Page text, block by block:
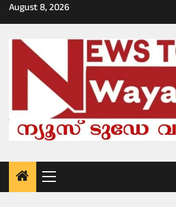
Skip
to
August 8, 2026
Primary
Menu